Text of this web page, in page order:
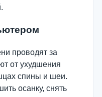
проводят за
от ухудшения
спины и шеи.
осанку, снять